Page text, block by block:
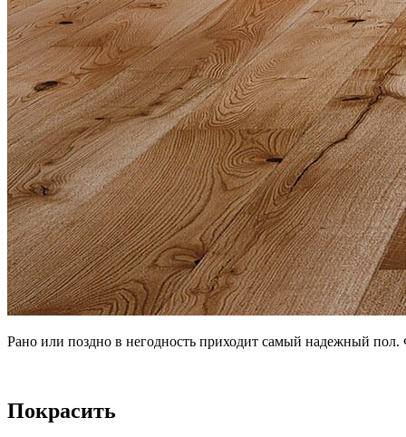
Рано или поздно в негодность приходит самый надежный
Покрасить